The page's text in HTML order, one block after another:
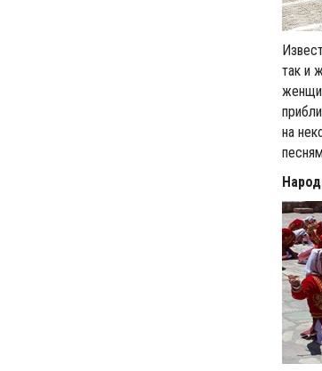
так и
на